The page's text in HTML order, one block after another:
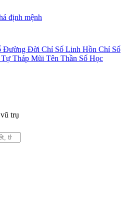
định mệnh
Đường Đời Chỉ Số Linh Hồn Chỉ Số
Tháp Mũi Tên Thần Số Học
trụ